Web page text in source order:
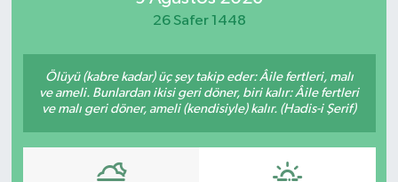
26 Safer 1448
Ölüyü (kabre kadar) üç şey takip eder: Âile fertleri, malı
ve ameli. Bunlardan ikisi geri döner, biri kalır: Âile fertleri
ve malı geri döner, ameli (kendisiyle) kalır. (Hadis-i Şerif)